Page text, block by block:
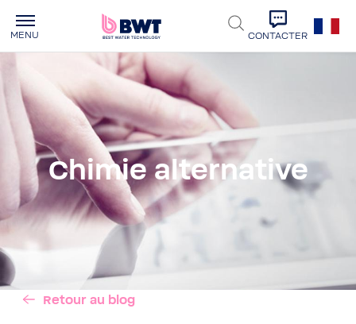
MENU CONTACTER
Chimie alternative
Retour au blog